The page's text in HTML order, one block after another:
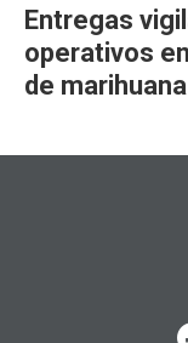
Entregas
operativos
de marihuana